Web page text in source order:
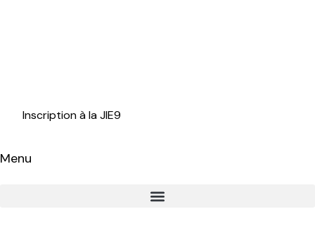
Inscription à la JIE9
Menu